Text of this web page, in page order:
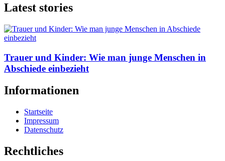
Latest stories
Trauer und Kinder: Wie man junge Menschen in
Abschiede einbezieht
Informationen
Startseite
Impressum
Datenschutz
Rechtliches